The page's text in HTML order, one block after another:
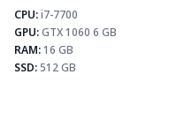
MAX FPS
CS2
143
PUBG
83
Fortnite
98
CPU:i7-7700
GPU:GTX 1060 6 GB
RAM:16 GB
SSD:512 GB